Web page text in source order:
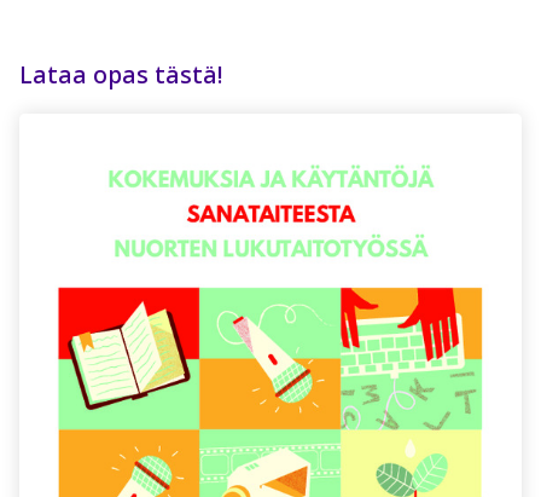
Lataa opas tästä!